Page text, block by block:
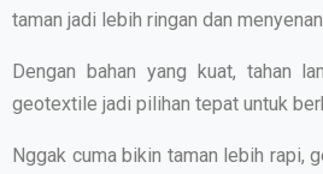
taman jadi lebih ringan dan
Dengan bahan yang kuat, tahan
geotextile jadi pilihan tepat untuk
Nggak cuma bikin taman lebih rapi,